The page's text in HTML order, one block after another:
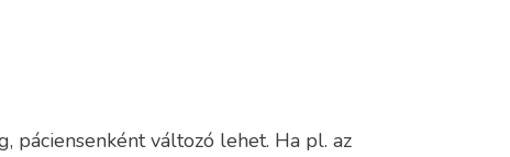
páciensenként változó lehet. Ha pl. az